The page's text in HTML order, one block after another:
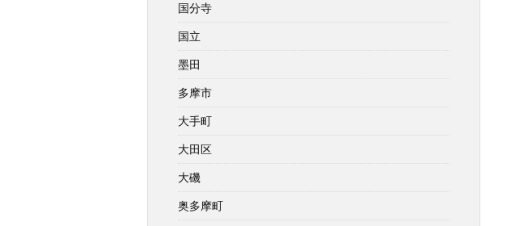
国分寺
国立
墨田
多摩市
大手町
大田区
大磯
奥多摩町